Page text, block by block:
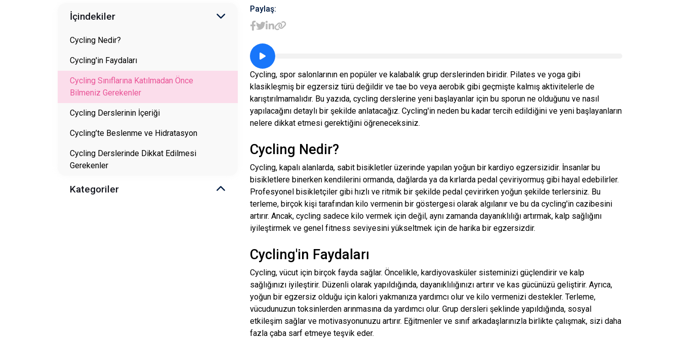
İçindekiler
Cycling Nedir?
Cycling'in Faydaları
Cycling Sınıflarına Katılmadan Önce
Bilmeniz Gerekenler
Cycling Derslerinin İçeriği
Cycling’te Beslenme ve Hidratasyon
Cycling Derslerinde Dikkat Edilmesi
Gerekenler
Kategoriler
Paylaş:
Cycling, spor salonlarının en popüler ve kalabalık grup derslerinden biridir. Pilates ve yoga gibi
klasikleşmiş bir egzersiz türü değildir ve tae bo veya aerobik gibi geçmişte kalmış aktivitelerle de
karıştırılmamalıdır. Bu yazıda, cycling derslerine yeni başlayanlar için bu sporun ne olduğunu ve nasıl
yapılacağını detaylı bir şekilde anlatacağız. Cycling'in neden bu kadar tercih edildiğini ve yeni başlayanların
nelere dikkat etmesi gerektiğini öğreneceksiniz.
Cycling Nedir?
Cycling, kapalı alanlarda, sabit bisikletler üzerinde yapılan yoğun bir kardiyo egzersizidir. İnsanlar bu
bisikletlere binerken kendilerini ormanda, dağlarda ya da kırlarda pedal çeviriyormuş gibi hayal edebilirler.
Profesyonel bisikletçiler gibi hızlı ve ritmik bir şekilde pedal çevirirken yoğun şekilde terlersiniz. Bu
terleme, birçok kişi tarafından kilo vermenin bir göstergesi olarak algılanır ve bu da cycling'in cazibesini
artırır. Ancak, cycling sadece kilo vermek için değil, aynı zamanda dayanıklılığı artırmak, kalp sağlığını
iyileştirmek ve genel fitness seviyesini yükseltmek için de harika bir egzersizdir.
Cycling'in Faydaları
Cycling, vücut için birçok fayda sağlar. Öncelikle, kardiyovasküler sisteminizi güçlendirir ve kalp
sağlığınızı iyileştirir. Düzenli olarak yapıldığında, dayanıklılığınızı artırır ve kas gücünüzü geliştirir. Ayrıca,
yoğun bir egzersiz olduğu için kalori yakmanıza yardımcı olur ve kilo vermenizi destekler. Terleme,
vücudunuzun toksinlerden arınmasına da yardımcı olur. Grup dersleri şeklinde yapıldığında, sosyal
etkileşim sağlar ve motivasyonunuzu artırır. Eğitmenler ve sınıf arkadaşlarınızla birlikte çalışmak, sizi daha
fazla çaba sarf etmeye teşvik eder.